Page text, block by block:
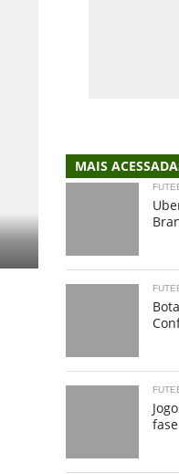
MAIS